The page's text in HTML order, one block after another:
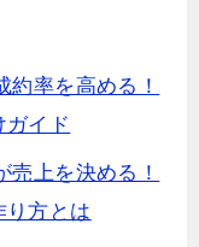
約率を高める！
ガイド
売上を決める！
り方とは